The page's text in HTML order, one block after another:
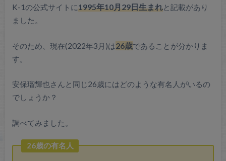
K-1の公式サイトに1995年10月29日生まれと記載があり
ました。
そのため、現在(2022年3月)は26歳であることが分かりま
す。
安保瑠輝也さんと同じ26歳にはどのような有名人がいるの
でしょうか？
調べてみました。
26歳の有名人